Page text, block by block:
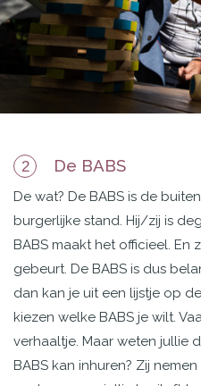
2 De BABS
De wat? De BABS is de
burgerlijke stand. Hij/zij is
BABS maakthet officieel. En
gebeurt. De BABS is dus
dan kan je uit een lijstje op
kiezen welke BABS je wilt.
verhaaltje. Maar weten jullie
BABS kan inhuren? Zij